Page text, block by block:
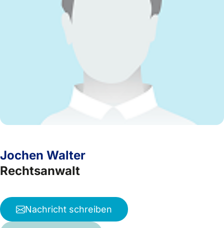
Jochen Walter
Rechtsanwalt
Nachricht schreiben